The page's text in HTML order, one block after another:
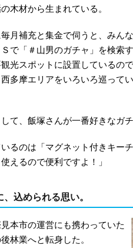
木材から生まれている。
毎月補充と集金で伺うと、みん
で「＃山男のガチャ」を検索
光スポットに設置しているの
多摩エリアをいろいろ巡って
て、飯塚さんが一番好きなガ
いるのは「マグネット付きキ
えるので便利ですよ！」
込められる思い。
本市の運営にも携わっていた
林業へと転身した。